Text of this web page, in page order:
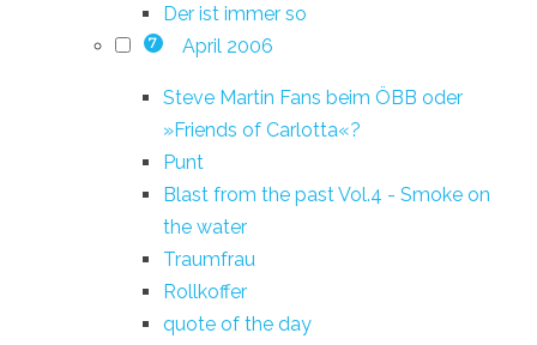
Der ist immer so
7 April 2006
Steve Martin Fans beim ÖBB oder
»Friends of Carlotta«?
Punt
Blast from the past Vol.4 - Smoke on
the water
Traumfrau
Rollkoffer
quote of the day